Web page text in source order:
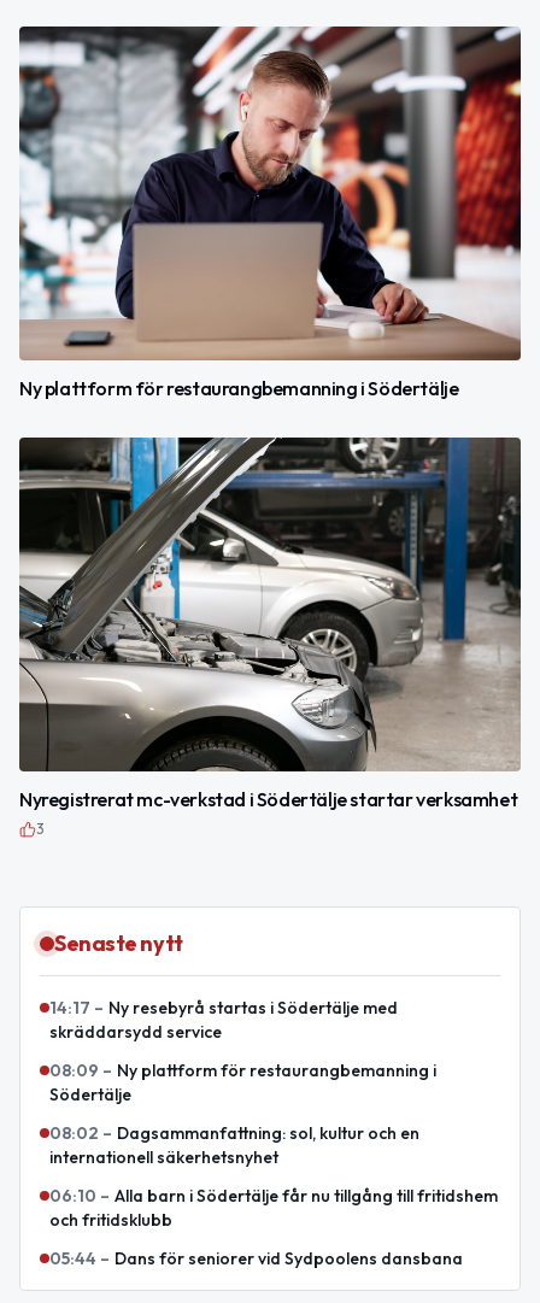
Ny plattform för restaurangbemanning i Södertälje
Nyregistrerat mc-verkstad i Södertälje startar verksamhet
3
Senaste nytt
14:17 – Ny resebyrå startas i Södertälje med
skräddarsydd service
08:09 – Ny plattform för restaurangbemanning i
Södertälje
08:02 – Dagsammanfattning: sol, kultur och en
internationell säkerhetsnyhet
06:10 – Alla barn i Södertälje får nu tillgång till fritidshem
och fritidsklubb
05:44 – Dans för seniorer vid Sydpoolens dansbana